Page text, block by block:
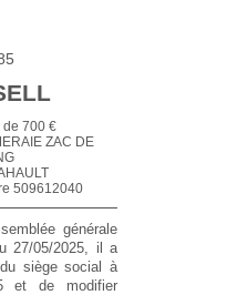
de 700 €
ZAC DE
509612040
générale
27/05/2025, il a
siège social à
et de modifier